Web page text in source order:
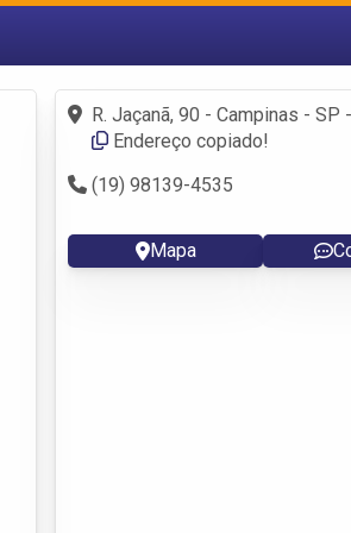
Fazer login
Criar conta
R. Jaçanã, 90 - Campinas - SP
Endereço copiado!
(19) 98139-4535
Mapa